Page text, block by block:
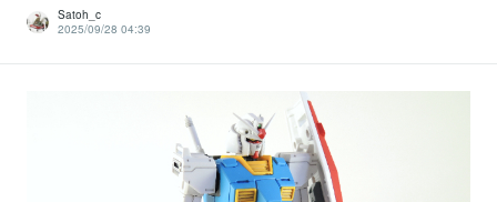
Satoh_c
2025/09/28 04:39